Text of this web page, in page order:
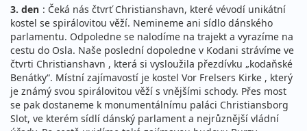
3. den : Čeká nás čtvrť Christianshavn, které vévodí unikátní
kostel se spirálovitou věží. Nemineme ani sídlo dánského
parlamentu. Odpoledne se nalodíme na trajekt a vyrazíme na
cestu do Osla. Naše poslední dopoledne v Kodani strávíme ve
čtvrti Christianshavn , která si vysloužila přezdívku „kodaňské
Benátky“. Místní zajímavostí je kostel Vor Frelsers Kirke , který
je známý svou spirálovitou věží s vnějšími schody. Přes most
se pak dostaneme k monumentálnímu paláci Christiansborg
Slot, ve kterém sídlí dánský parlament a nejrůznější vládní